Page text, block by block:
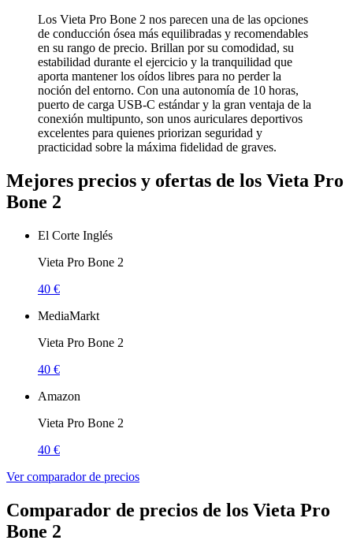
Los Vieta Pro Bone 2 nos parecen una de las opciones
de conducción ósea más equilibradas y recomendables
en su rango de precio. Brillan por su comodidad, su
estabilidad durante el ejercicio y la tranquilidad que
aporta mantener los oídos libres para no perder la
noción del entorno. Con una autonomía de 10 horas,
puerto de carga USB-C estándar y la gran ventaja de la
conexión multipunto, son unos auriculares deportivos
excelentes para quienes priorizan seguridad y
practicidad sobre la máxima fidelidad de graves.
Mejores precios y ofertas de los Vieta Pro
Bone 2
El Corte Inglés
Vieta Pro Bone 2
40 €
MediaMarkt
Vieta Pro Bone 2
40 €
Amazon
Vieta Pro Bone 2
40 €
Ver comparador de precios
Comparador de precios de los Vieta Pro
Bone 2